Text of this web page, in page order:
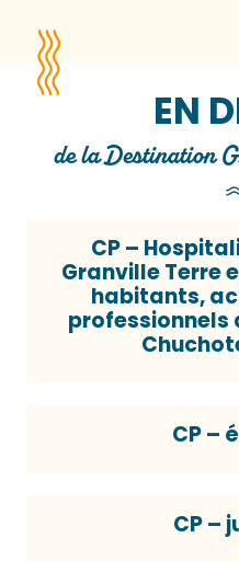
EN
de la Destination
CP –
Granville Terre
habitants,
CP –
CP –